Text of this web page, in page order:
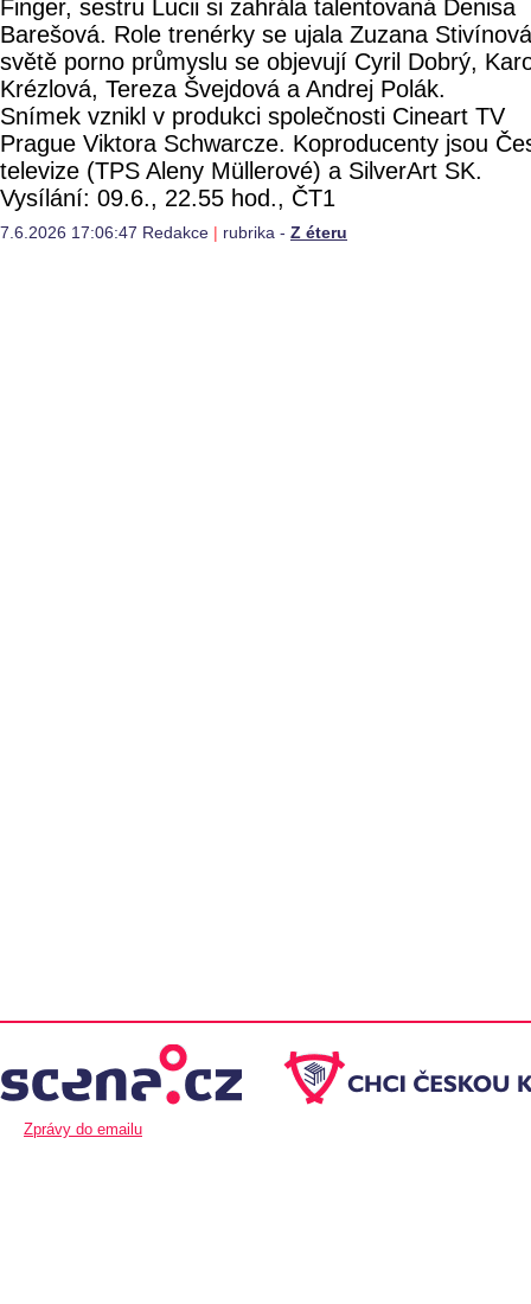
Finger, sestru Lucii si zahrála talentovaná Denisa
Barešová. Role trenérky se ujala Zuzana
světě porno průmyslu se objevují Cyril Dobrý,
Krézlová, Tereza Švejdová a Andrej Polák.
Snímek vznikl v produkci společnosti Cineart TV
Prague Viktora Schwarcze. Koproducenty jsou
televize (TPS Aleny Müllerové) a SilverArt SK.
Vysílání: 09.6., 22.55 hod., ČT1
7.6.2026 17:06:47 Redakce rubrika - Z éteru
Zprávy do emailu